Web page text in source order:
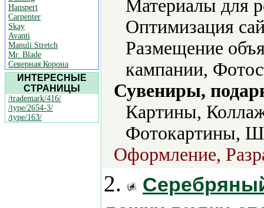
Hanspert
Carpenter
Skay
Avanti
Manuli Stretch
Mr. Blade
Северная Корона
ИНТЕРЕСНЫЕ
СТРАНИЦЫ
/trademark/416/
/type/2654-3/
/type/163/
Материалы для
Оптимизация
Размещение
кампании,
Сувениры,
Картины,
Фотокартины,
Оформление,
2.